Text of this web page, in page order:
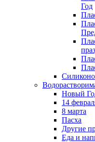
Год
Новый
14
8 марта
Пасха
Другие
Еда и